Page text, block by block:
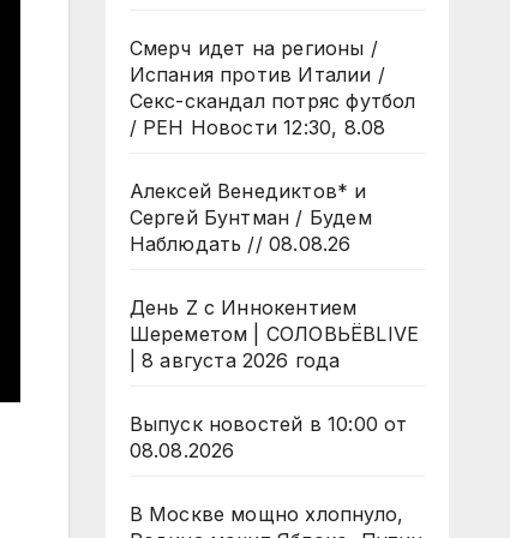
Смерч идет на регионы /
Испания против Италии /
Секс-скандал потряс футбол
/ РЕН Новости 12:30, 8.08
Алексей Венедиктов* и
Сергей Бунтман / Будем
Наблюдать // 08.08.26
День Z с Иннокентием
Шереметом | СОЛОВЬЁВLIVE
| 8 августа 2026 года
Выпуск новостей в 10:00 от
08.08.2026
В Москве мощно хлопнуло,